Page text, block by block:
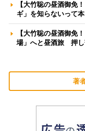
【大竹聡の昼酒御免
ギ」を知らないって
【大竹聡の昼酒御免
場」へと昼酒旅 押
著